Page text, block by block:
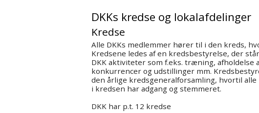
DKKs kredse og lokalafdelinger
Kredse
Alle DKKs medlemmer hører til i den kreds,
Kredsene ledes af en kredsbestyrelse, der
DKK aktiviteter som f.eks. træning, afholdelse
konkurrencer og udstillinger mm.
den årlige kredsgeneralforsamling, hvortil alle
i kredsen har adgang og stemmeret.
DKK har p.t. 12 kredse